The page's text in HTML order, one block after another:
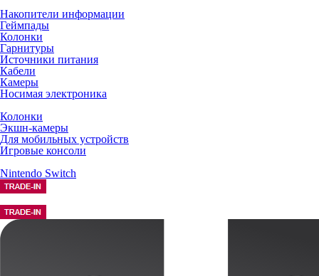
Накопители информации
Геймпады
Колонки
Гарнитуры
Источники питания
Кабели
Камеры
Носимая электроника
Колонки
Экшн-камеры
Для мобильных устройств
Игровые консоли
Nintendo Switch